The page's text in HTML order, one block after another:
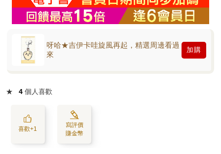
呀哈★吉伊卡哇旋風再起，精選周邊看過
來
加購
★ 4 個人喜歡
喜歡+1
寫評價
賺金幣